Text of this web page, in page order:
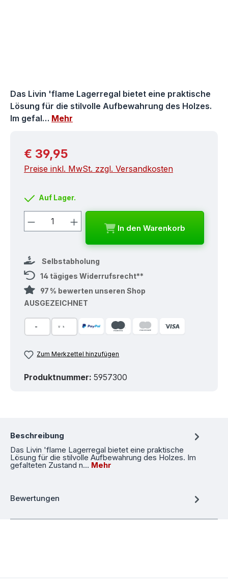
Das Livin 'flame Lagerregal bietet eine praktische
Lösung für die stilvolle Aufbewahrung des Holzes.
Im gefal… Mehr
Regulärer Preis:
€ 39,95
Preise inkl. MwSt. zzgl. Versandkosten
Auf Lager.
Produkt Anzahl: Gib den
In den Warenkorb
Selbstabholung
14 tägiges Widerrufsrecht**
97 % bewerten unseren Shop
AUSGEZEICHNET
Zum Merkzettel hinzufügen
Produktnummer: 5957300
Beschreibung
Das Livin 'flame Lagerregal bietet eine praktische
Lösung für die stilvolle Aufbewahrung des Holzes. Im
gefalteten Zustand n… Mehr
Bewertungen